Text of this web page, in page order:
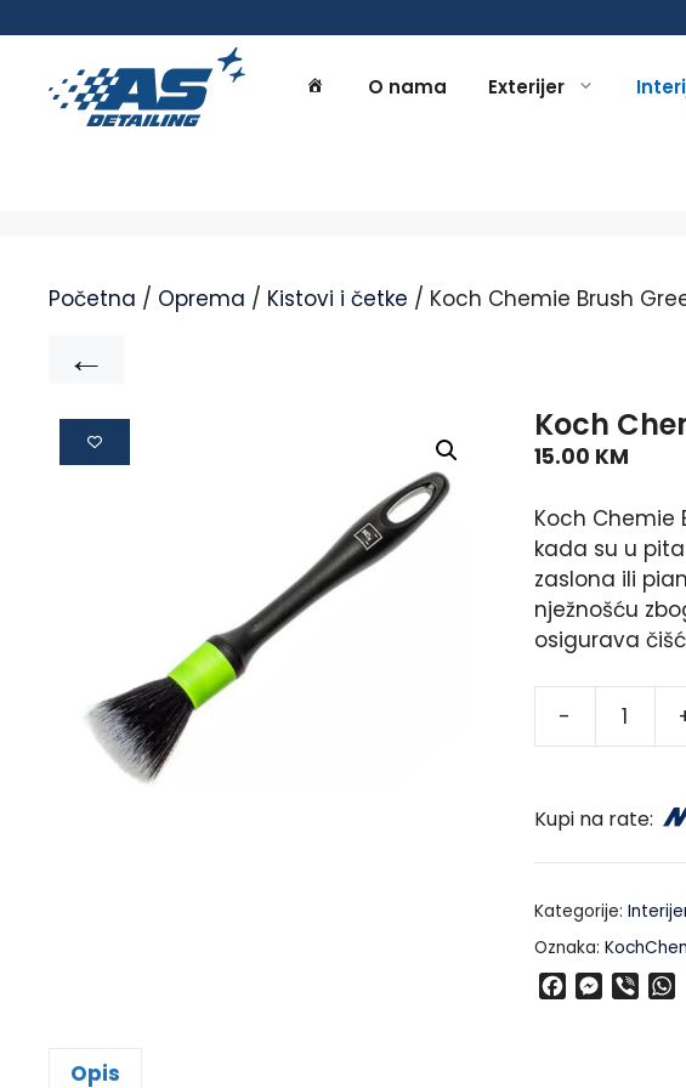
O nama Exterijer
Početna / Oprema / Kistovi i četke / Koch Chemie Brush
←
Koch
15.00 KM
Koch Chemie
kada su u
zaslona ili
nježnošću
osigurava
-
Kupi na rate:
Kategorije:
Oznaka:
M
Opis